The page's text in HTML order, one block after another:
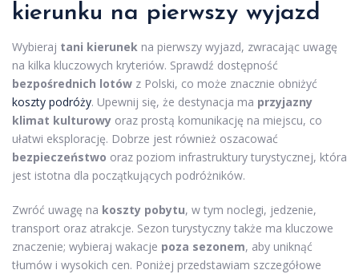
kierunku na pierwszy wyjazd
Wybieraj tani kierunek na pierwszy wyjazd, zwracając uwagę
na kilka kluczowych kryteriów. Sprawdź dostępność
bezpośrednich lotów z Polski, co może znacznie obniżyć
koszty podróży. Upewnij się, że destynacja ma przyjazny
klimat kulturowy oraz prostą komunikację na miejscu, co
ułatwi eksplorację. Dobrze jest również oszacować
bezpieczeństwo oraz poziom infrastruktury turystycznej, która
jest istotna dla początkujących podróżników.
Zwróć uwagę na koszty pobytu, w tym noclegi, jedzenie,
transport oraz atrakcje. Sezon turystyczny także ma kluczowe
znaczenie; wybieraj wakacje poza sezonem, aby uniknąć
tłumów i wysokich cen. Poniżej przedstawiam szczegółowe